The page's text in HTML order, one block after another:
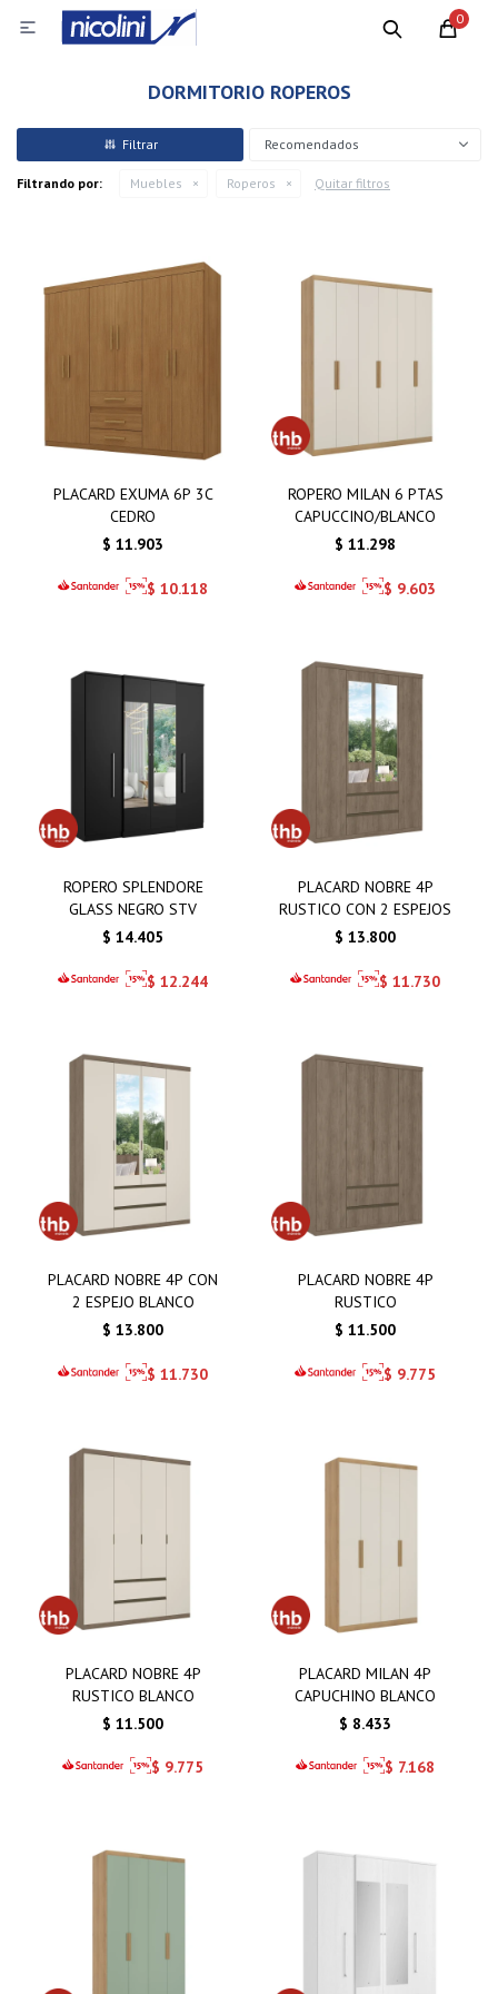
0

DORMITORIO ROPEROS
Recomendados
Filtrando por: Muebles Roperos Quitar filtros
PLACARD EXUMA 6P 3C
CEDRO
$ 11.903
$ 10.118
ROPERO MILAN 6 PTAS
CAPUCCINO/BLANCO
$ 11.298
$ 9.603
ROPERO SPLENDORE
GLASS NEGRO STV
$ 14.405
$ 12.244
PLACARD NOBRE 4P
RUSTICO CON 2 ESPEJOS
$ 13.800
$ 11.730
PLACARD NOBRE 4P CON
2 ESPEJO BLANCO
$ 13.800
$ 11.730
PLACARD NOBRE 4P
RUSTICO
$ 11.500
$ 9.775
PLACARD NOBRE 4P
RUSTICO BLANCO
$ 11.500
$ 9.775
PLACARD MILAN 4P
CAPUCHINO BLANCO
$ 8.433
$ 7.168